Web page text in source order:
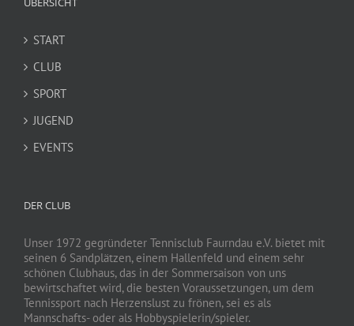
START
CLUB
SPORT
JUGEND
EVENTS
DER CLUB
Unser 1972 gegründeter Tennisclub Faurndau e.V. bietet mit
seinen 6 Sandplätzen, einem Hallenfeld und einem sehr
schönen Clubhaus, das in der Sommersaison von uns
bewirtschaftet wird, die besten Voraussetzungen, um dem
Tennissport nach Herzenslust zu frönen, sei es als
Mannschafts- oder als Hobbyspielerin/spieler.